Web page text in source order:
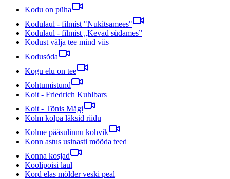
Kodu on püha
Kodulaul - filmist "Nukitsamees"
Kodulaul - filmist „Kevad südames”
Kodust välja tee mind viis
Kodusõda
Kogu elu on tee
Kohtumistund
Koit - Friedrich Kuhlbars
Koit - Tõnis Mägi
Kolm kolpa läksid riidu
Kolme pääsulinnu kohvik
Konn astus usinasti mööda teed
Konna kosjad
Koolipoisi laul
Kord elas mölder veski peal